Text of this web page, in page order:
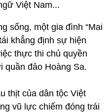
Việt Nam...
sống, một gia đình “Mai
khẳng định sự hiện
thực thi chủ quyền
quần đảo Hoàng Sa.
thịt của dân tộc Việt
vũ lực chiếm đóng trái